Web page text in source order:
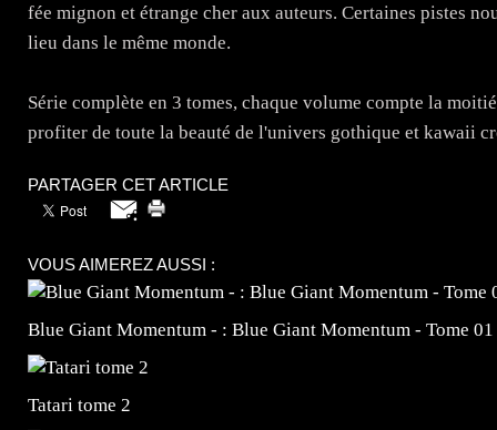
fée mignon et étrange cher aux auteurs. Certaines pistes
lieu dans le même monde.
Série complète en 3 tomes, chaque volume compte la
profiter de toute la beauté de l'univers gothique et kawaii
PARTAGER CET ARTICLE
VOUS AIMEREZ AUSSI :
Blue Giant Momentum - : Blue Giant Momentum - Tome 01
Tatari tome 2